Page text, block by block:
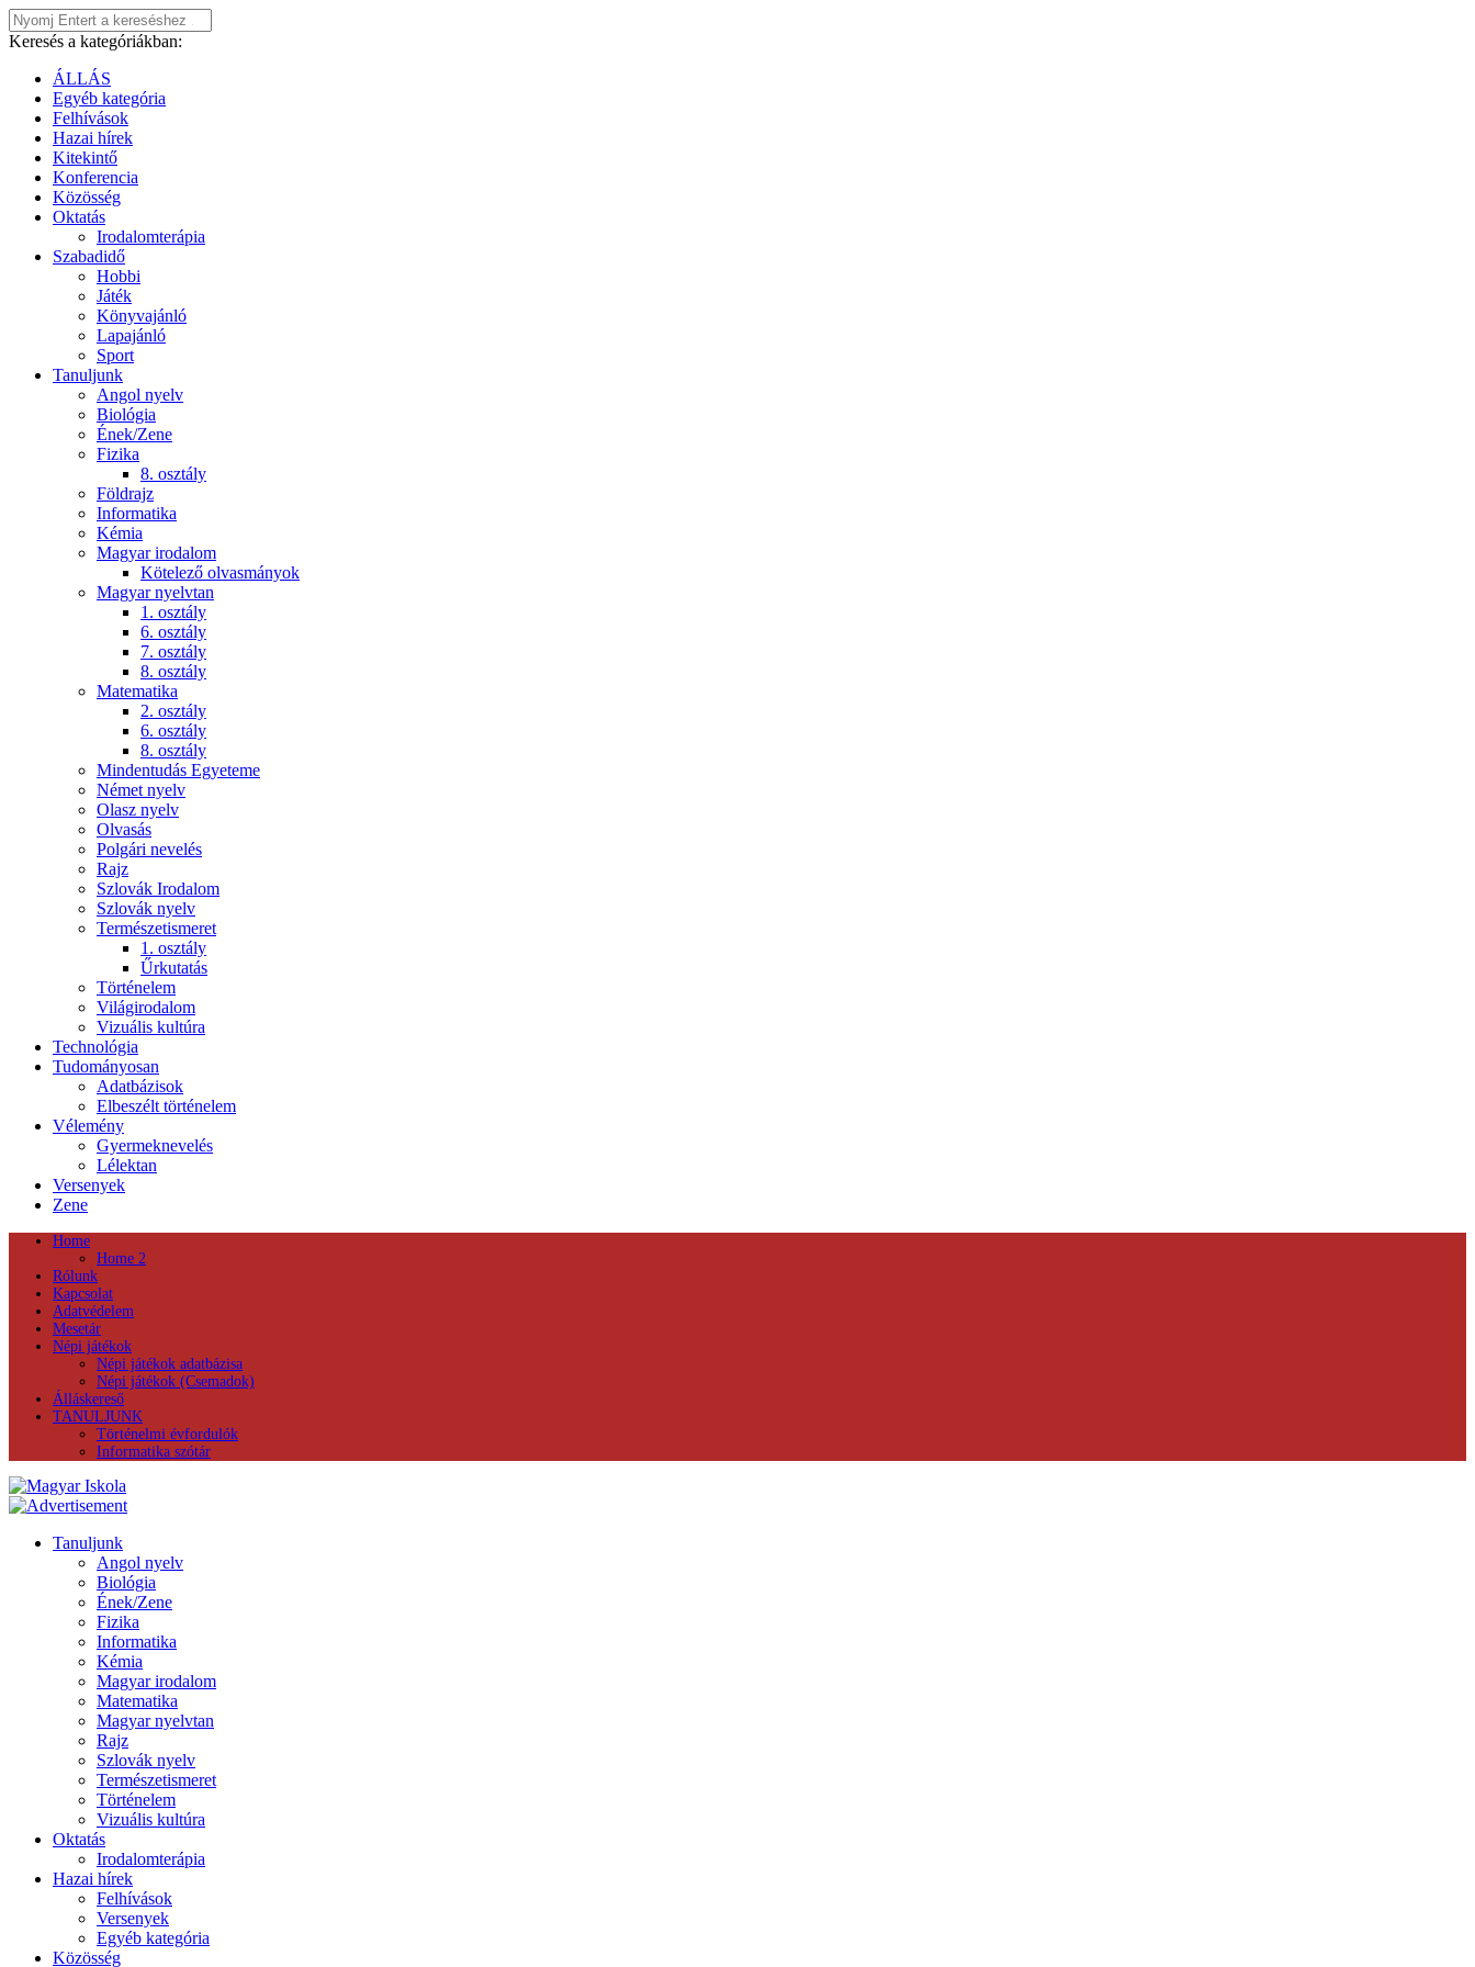
Keresés a kategóriákban:
ÁLLÁS
Egyéb kategória
Felhívások
Hazai hírek
Kitekintő
Konferencia
Közösség
Oktatás
Irodalomterápia
Szabadidő
Hobbi
Játék
Könyvajánló
Lapajánló
Sport
Tanuljunk
Angol nyelv
Biológia
Ének/Zene
Fizika
8. osztály
Földrajz
Informatika
Kémia
Magyar irodalom
Kötelező olvasmányok
Magyar nyelvtan
1. osztály
6. osztály
7. osztály
8. osztály
Matematika
2. osztály
6. osztály
8. osztály
Mindentudás Egyeteme
Német nyelv
Olasz nyelv
Olvasás
Polgári nevelés
Rajz
Szlovák Irodalom
Szlovák nyelv
Természetismeret
1. osztály
Űrkutatás
Történelem
Világirodalom
Vizuális kultúra
Technológia
Tudományosan
Adatbázisok
Elbeszélt történelem
Vélemény
Gyermeknevelés
Lélektan
Versenyek
Zene
Home
Home 2
Rólunk
Kapcsolat
Adatvédelem
Mesetár
Népi játékok
Népi játékok adatbázisa
Népi játékok (Csemadok)
Álláskereső
TANULJUNK
Történelmi évfordulók
Informatika szótár
Tanuljunk
Angol nyelv
Biológia
Ének/Zene
Fizika
Informatika
Kémia
Magyar irodalom
Matematika
Magyar nyelvtan
Rajz
Szlovák nyelv
Természetismeret
Történelem
Vizuális kultúra
Oktatás
Irodalomterápia
Hazai hírek
Felhívások
Versenyek
Egyéb kategória
Közösség